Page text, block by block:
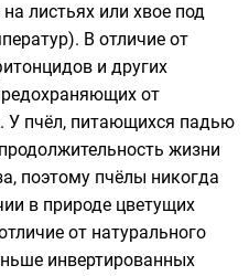
листьях или хвое под
В отличие от
и других
от
. У пчёл, питающихся падью
жизни
поэтому пчёлы никогда
в природе цветущих
от натурального
инвертированных